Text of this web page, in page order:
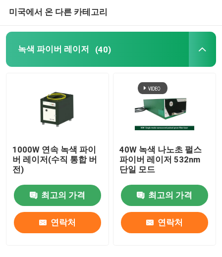
레이저 절단기
미국에서 온 다른 카테고리
녹색 파이버 레이저 (40)
1000W 연속 녹색 파이
버 레이저(수직 통합 버
전)
최고의 가격
연락처
40W 녹색 나노초 펄스
파이버 레이저 532nm
단일 모드
최고의 가격
연락처